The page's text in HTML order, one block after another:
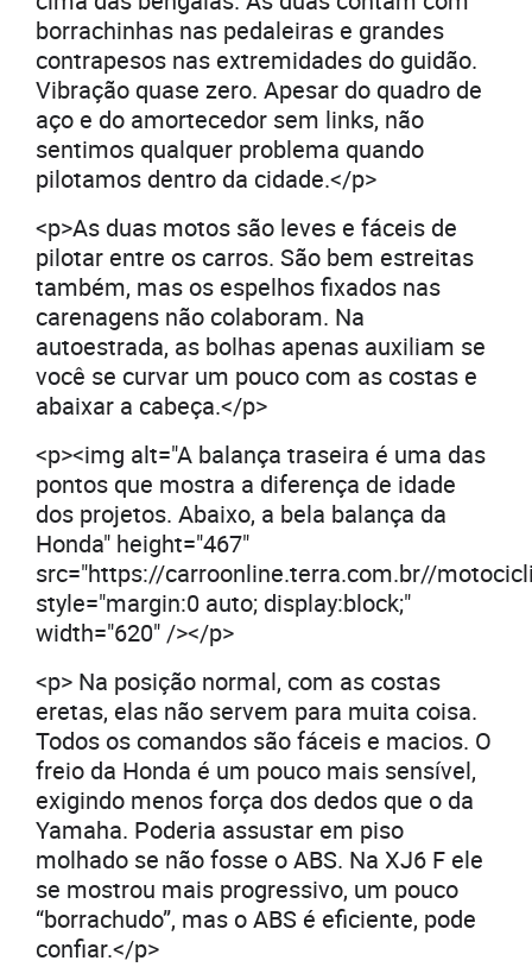
borrachinhas nas pedaleiras e grandes
contrapesos nas extremidades do guidão.
Vibração quase zero. Apesar do quadro de
aço e do amortecedor sem links, não
sentimos qualquer problema quando
pilotamos dentro da cidade.</p>
<p>As duas motos são leves e fáceis de
pilotar entre os carros. São bem estreitas
também, mas os espelhos fixados nas
carenagens não colaboram. Na
autoestrada, as bolhas apenas auxiliam se
você se curvar um pouco com as costas e
abaixar a cabeça.</p>
<p><img alt="A balança traseira é uma das
pontos que mostra a diferença de idade
dos projetos. Abaixo, a bela balança da
Honda" height="467"
src="https://carroonline.terra.com.br//
style="margin:0 auto; display:block;"
width="620" /></p>
<p> Na posição normal, com as costas
eretas, elas não servem para muita coisa.
Todos os comandos são fáceis e macios. O
freio da Honda é um pouco mais sensível,
exigindo menos força dos dedos que o da
Yamaha. Poderia assustar em piso
molhado se não fosse o ABS. Na XJ6 F ele
se mostrou mais progressivo, um pouco
“borrachudo”, mas o ABS é eficiente, pode
confiar.</p>